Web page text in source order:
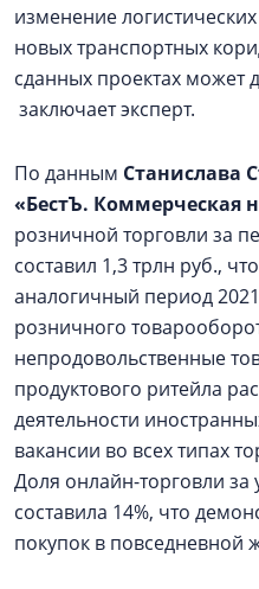
изменение
новых транспортных
сданных проектах может
заключает эксперт.
По данным Станислава
«БестЪ. Коммерческая
розничной торговли за
составил 1,3 трлн руб.,
аналогичный период
розничного
непродовольственные
продуктового ритейла
деятельности
вакансии во всех типах
Доля онлайн-торговли
составила 14%, что
покупок в повседневной